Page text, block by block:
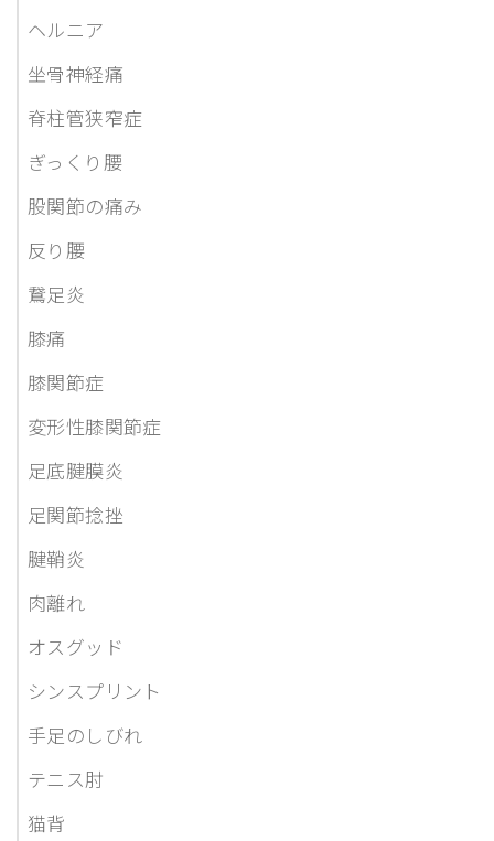
ヘルニア
坐骨神経痛
脊柱管狭窄症
ぎっくり腰
股関節の痛み
反り腰
鵞足炎
膝痛
膝関節症
変形性膝関節症
足底腱膜炎
足関節捻挫
腱鞘炎
肉離れ
オスグッド
シンスプリント
手足のしびれ
テニス肘
猫背